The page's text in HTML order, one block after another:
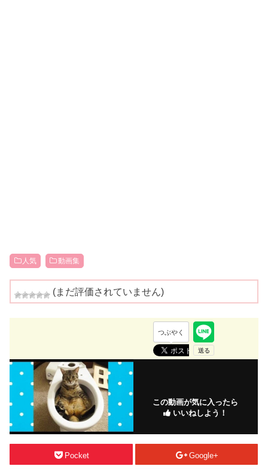
人気 動画集
(まだ評価されていません)
つぶやく
この動画が気に入ったら
いいねしよう！
Pocket Google+